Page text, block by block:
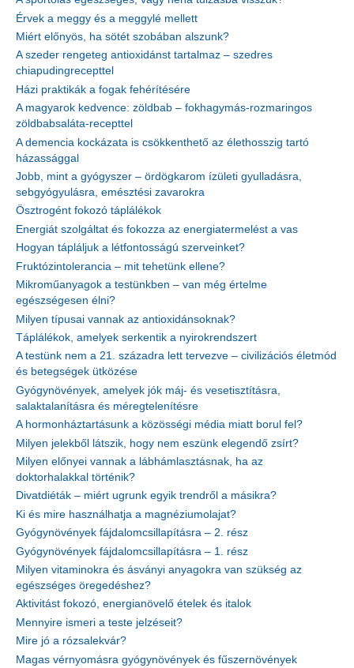
Érvek a meggy és a meggylé mellett
Miért előnyös, ha sötét szobában alszunk?
A szeder rengeteg antioxidánst tartalmaz – szedres
chiapudingrecepttel
Házi praktikák a fogak fehérítésére
A magyarok kedvence: zöldbab – fokhagymás-rozmaringos
zöldbabsaláta-recepttel
A demencia kockázata is csökkenthető az élethosszig tartó
házassággal
Jobb, mint a gyógyszer – ördögkarom ízületi gyulladásra,
sebgyógyulásra, emésztési zavarokra
Ösztrogént fokozó táplálékok
Energiát szolgáltat és fokozza az energiatermelést a vas
Hogyan tápláljuk a létfontosságú szerveinket?
Fruktózintolerancia – mit tehetünk ellene?
Mikroműanyagok a testünkben – van még értelme
egészségesen élni?
Milyen típusai vannak az antioxidánsoknak?
Táplálékok, amelyek serkentik a nyirokrendszert
A testünk nem a 21. századra lett tervezve – civilizációs életmód
és betegségek ütközése
Gyógynövények, amelyek jók máj- és vesetisztításra,
salaktalanításra és méregtelenítésre
A hormonháztartásunk a közösségi média miatt borul fel?
Milyen jelekből látszik, hogy nem eszünk elegendő zsírt?
Milyen előnyei vannak a lábhámlasztásnak, ha az
doktorhalakkal történik?
Divatdiéták – miért ugrunk egyik trendről a másikra?
Ki és mire használhatja a magnéziumolajat?
Gyógynövények fájdalomcsillapításra – 2. rész
Gyógynövények fájdalomcsillapításra – 1. rész
Milyen vitaminokra és ásványi anyagokra van szükség az
egészséges öregedéshez?
Aktivitást fokozó, energianövelő ételek és italok
Mennyire ismeri a teste jelzéseit?
Mire jó a rózsalekvár?
Magas vérnyomásra gyógynövények és fűszernövények